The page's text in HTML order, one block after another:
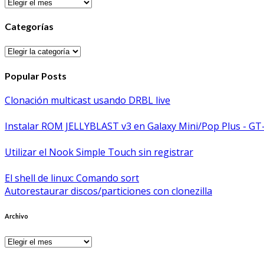
Categorías
Categorías
Popular Posts
Clonación multicast usando DRBL live
Instalar ROM JELLYBLAST v3 en Galaxy Mini/Pop Plus -
Utilizar el Nook Simple Touch sin registrar
El shell de linux: Comando sort
Autorestaurar discos/particiones con clonezilla
Archivo
Archivo